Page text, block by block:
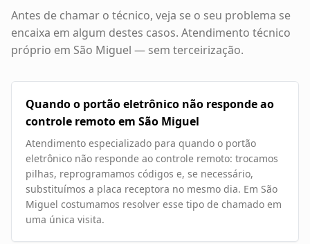
Antes de chamar o técnico, veja se o seu problema se
encaixa em algum destes casos. Atendimento técnico
próprio em São Miguel — sem terceirização.
Quando o portão eletrônico não responde ao
controle remoto em São Miguel
Atendimento especializado para quando o portão
eletrônico não responde ao controle remoto: trocamos
pilhas, reprogramamos códigos e, se necessário,
substituímos a placa receptora no mesmo dia. Em São
Miguel costumamos resolver esse tipo de chamado em
uma única visita.